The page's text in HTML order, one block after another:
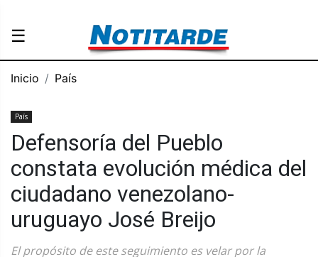
☰
Inicio País
País
Defensoría del Pueblo
constata evolución médica del
ciudadano venezolano-
uruguayo José Breijo
El propósito de este seguimiento es velar por la